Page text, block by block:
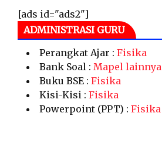
[ads id="ads2"]
ADMINISTRASI GURU
Perangkat Ajar : Fisika
Bank Soal : Mapel lainnya
Buku BSE : Fisika
Kisi-Kisi : Fisika
Powerpoint (PPT) : Fisika